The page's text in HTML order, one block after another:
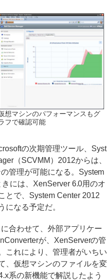
想マシンのパフォーマンスもグ
フで確認可能
の次期管理ツール、Syst
（SCVMM）2012からは、
管理が可能になる。System
には、XenServer 6.0用のオ
とで、System Center 2012
になる予定だ。
合わせて、外部アプリケー
が、XenServerの管
これにより、管理者がいちい
、仮想マシンのファイルを変
系の新機能で解説したよう